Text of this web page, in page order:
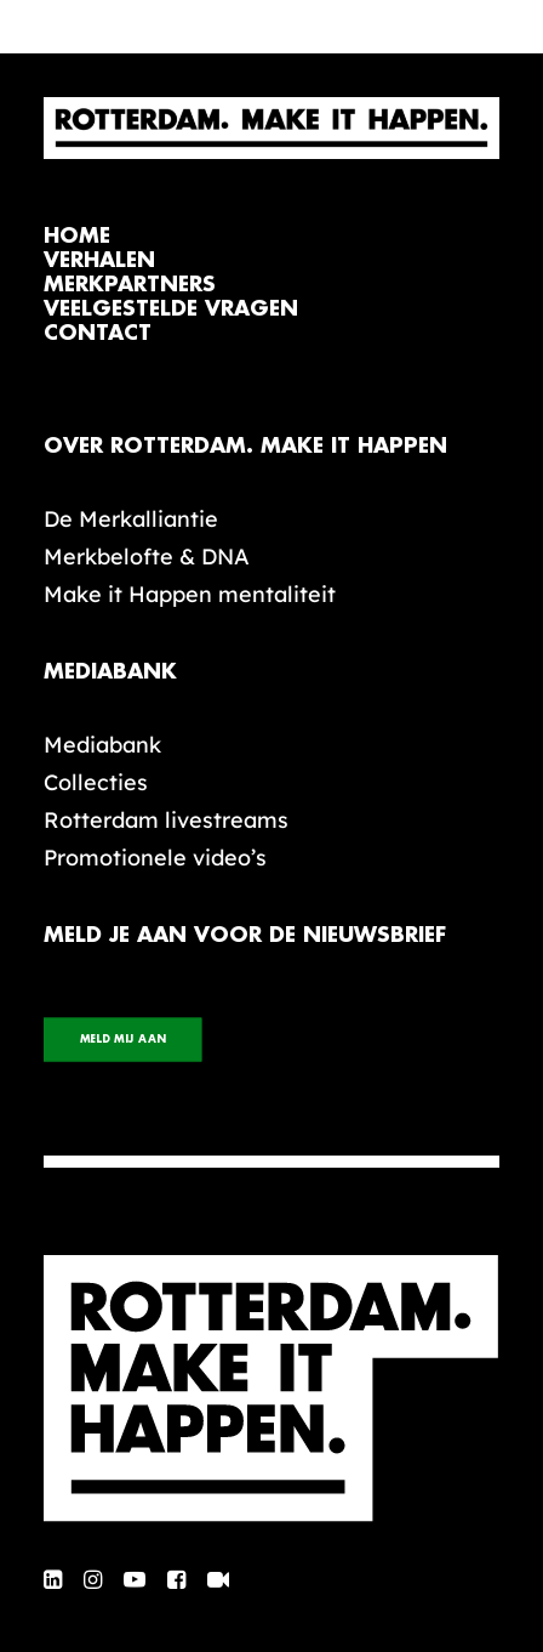
HOME
VERHALEN
MERKPARTNERS
VEELGESTELDE VRAGEN
CONTACT
OVER ROTTERDAM. MAKE IT HAPPEN
De Merkalliantie
Merkbelofte & DNA
Make it Happen mentaliteit
MEDIABANK
Mediabank
Collecties
Rotterdam livestreams
Promotionele video’s
MELD JE AAN VOOR DE NIEUWSBRIEF
MELD MIJ AAN